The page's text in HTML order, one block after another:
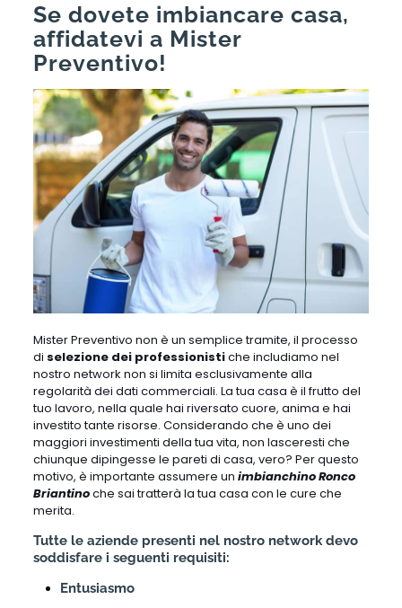
Se dovete imbiancare casa,
affidatevi a Mister
Preventivo!
Mister Preventivo non è un semplice tramite, il processo
di selezione dei professionistiche includiamo nel
nostro network non si limita esclusivamente alla
regolarità dei dati commerciali. La tua casa è il frutto del
tuo lavoro, nella quale hai riversato cuore, anima e hai
investito tante risorse. Considerando che è uno dei
maggiori investimenti della tua vita, non lasceresti che
chiunque dipingesse le pareti di casa, vero? Per questo
motivo, è importante assumere un imbianchino Ronco
Briantinoche sai tratterà la tua casa con le cure che
merita.
Tutte le aziende presenti nel nostro network devo
soddisfare i seguenti requisiti:
Entusiasmo